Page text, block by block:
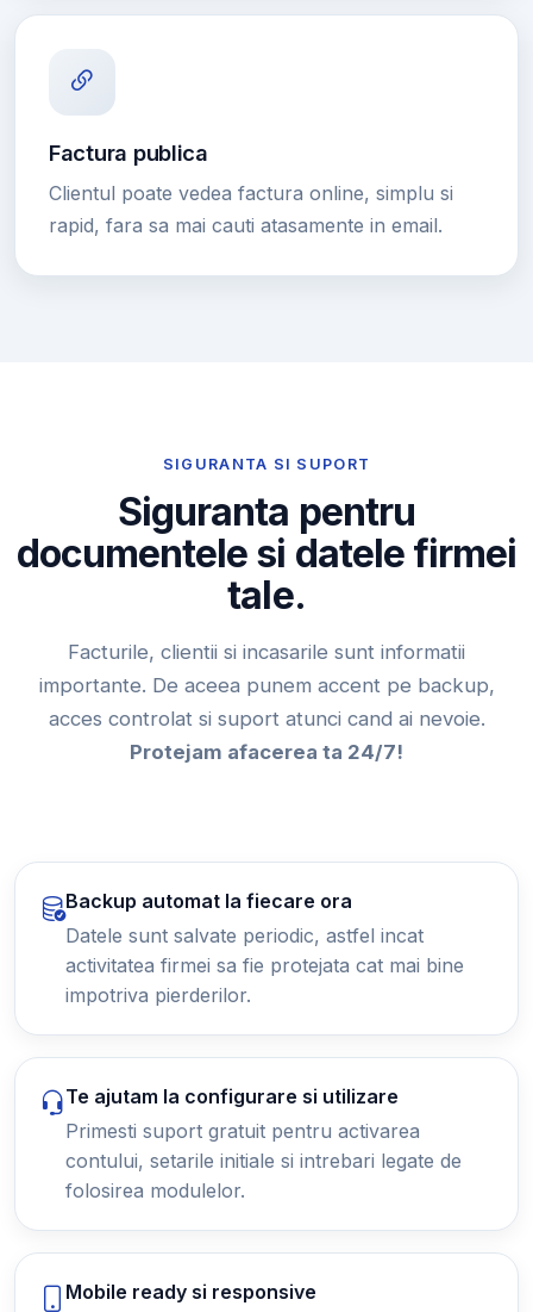
Factura publica
Clientul poate vedea factura online, simplu si
rapid, fara sa mai cauti atasamente in email.
SIGURANTA SI SUPORT
Siguranta pentru
documentele si datele firmei
tale.
Facturile, clientii si incasarile sunt informatii
importante. De aceea punem accent pe backup,
acces controlat si suport atunci cand ai nevoie.
Protejam afacerea ta 24/7!
Backup automat la fiecare ora
Datele sunt salvate periodic, astfel incat
activitatea firmei sa fie protejata cat mai bine
impotriva pierderilor.
Te ajutam la configurare si utilizare
Primesti suport gratuit pentru activarea
contului, setarile initiale si intrebari legate de
folosirea modulelor.
Mobile ready si responsive